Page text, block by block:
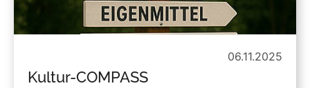
06.11.2025
Kultur-COMPASS